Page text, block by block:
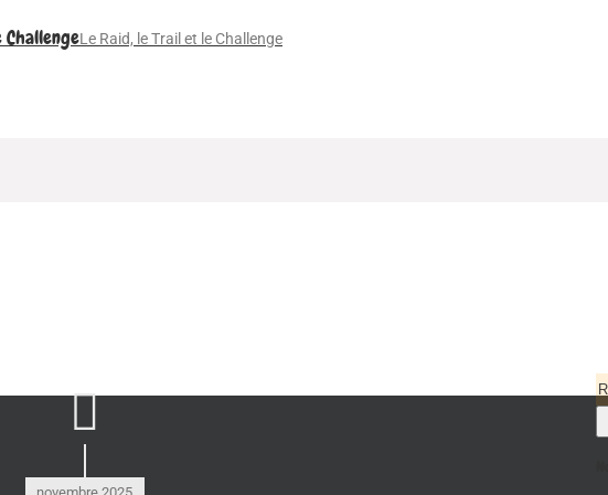
ChallengeLe Raid, le Trail et le Challenge